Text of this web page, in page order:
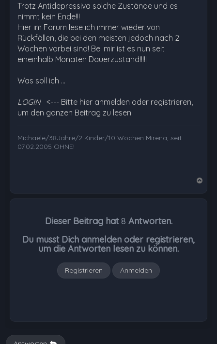
Trotz Antidepressiva solche Zustände und es
nimmt kein Ende!!!
Hier im Forum lese ich immer wieder von
Rückfällen, die bei den meisten jedoch nach 2
Wochen vorbei sind! Bei mir ist es nun seit
eineinhalb Monaten Dauerzustand!!!!!
Was soll ich …
LOGIN <--- Bitte hier anmelden oder registrieren,
um den ganzen Beitrag zu lesen.
Michaele/38Jahre/2 Kinder/10 Wochen Mirena, seit
07.02.2005 OHNE!
Dieser Beitrag hat8 Antworten.
Du musst Dich anmelden oder registrieren,
um die Antworten lesen zu können.
Registrieren Anmelden